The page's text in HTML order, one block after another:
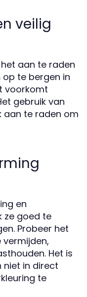
veilig
aan te raden
te bergen in
voorkomt
gebruik van
aan te raden om
en
ze goed te
Probeer het
Het is
in direct
te